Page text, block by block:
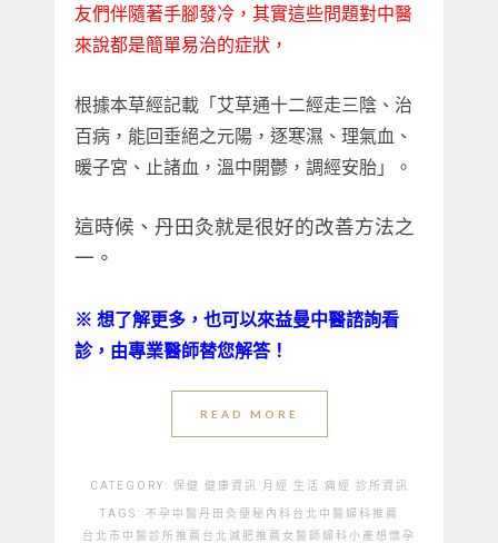
友們伴隨著手腳發冷，其實這些問題對中醫
來說都是簡單易治的症狀，
根據本草經記載「艾草通十二經走三陰、治
百病，能回垂絕之元陽，逐寒濕、理氣血、
暖子宮、止諸血，溫中開鬱，調經安胎」。
這時候、丹田灸就是很好的改善方法之
一。
※ 想了解更多，也可以來益曼中醫諮詢看
診，由專業醫師替您解答！
READ MORE
CATEGORY: 保健 健康資訊 月經 生活 痛經 診所資訊
TAGS: 不孕 中醫 丹田灸 便秘 內科 台北中醫婦科推薦
台北市中醫診所推薦 台北減肥推薦 女醫師 婦科 小產 想懷孕